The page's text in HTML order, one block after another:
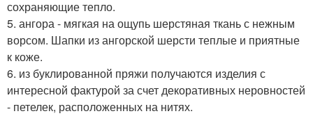
сохраняющие тепло.
5. ангора - мягкая на ощупь шерстяная ткань с нежным
ворсом. Шапки из ангорской шерсти теплые и приятные
к коже.
6. из буклированной пряжи получаются изделия с
интересной фактурой за счет декоративных неровностей
- петелек, расположенных на нитях.